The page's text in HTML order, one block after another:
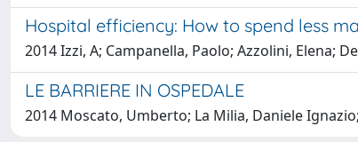
Hospital efficiency: How to spend less
2014 Izzi, A; Campanella, Paolo; Azzolini, Elena;
LE BARRIERE IN OSPEDALE
2014 Moscato, Umberto; La Milia, Daniele